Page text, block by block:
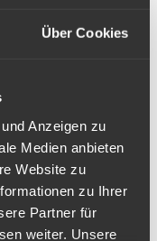
Über Cookies
Anzeigen zu
Medien anbieten
Website zu
zu Ihrer
Partner für
weiter. Unsere
aller
jedem Barren
und vergüten dann zum
den Gegenwert
noch eingeschweißt
die nicht mehr